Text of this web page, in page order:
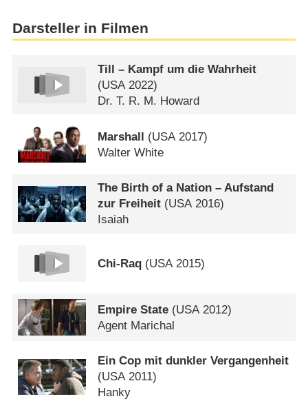
Darsteller in Filmen
Till – Kampf um die Wahrheit
(USA 2022)
Dr. T. R. M. Howard
Marshall (USA 2017)
Walter White
The Birth of a Nation – Aufstand
zur Freiheit (USA2016)
Isaiah
Chi-Raq (USA2015)
Empire State (USA 2012)
Agent Marichal
Ein Cop mit dunkler Vergangenheit
(USA2011)
Hanky